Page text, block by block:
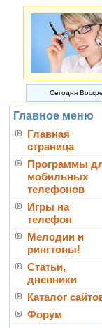
Сегодня
Главное меню
Главная
страница
Программы
мобильных
телефонов
Игры на
телефон
Мелодии и
рингтоны!
Статьи,
дневники
Каталог
Форум